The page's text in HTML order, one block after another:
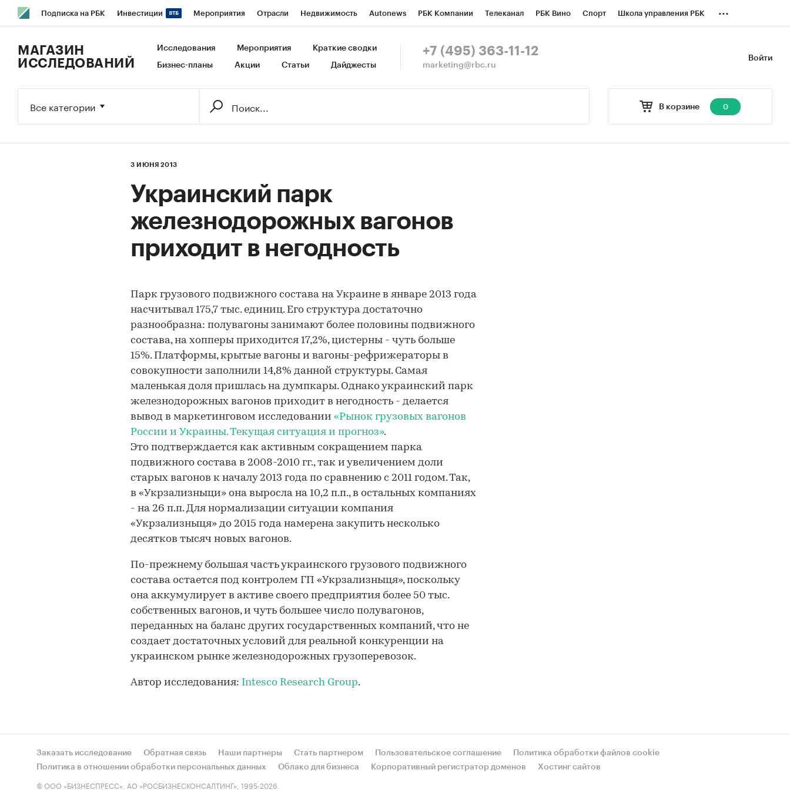
Подписка на РБК Инвестиции Мероприятия Отрасли Недвижимость Autonews РБК Компании Телеканал РБК Вино Спорт Школа управления РБК
Исследования Кредитные рейтинги Франшизы Газета Спецпроекты СПб Конференции СПб Спецпроекты
...
Войти
МАГАЗИН
ИССЛЕДОВАНИЙ
Исследования Мероприятия Краткие сводки
Бизнес-планы Акции Статьи Дайджесты
+7 (495) 363-11-12
marketing@rbc.ru
В корзине 0
Все категории
3 ИЮНЯ 2013
Украинский парк
железнодорожных вагонов
приходит в негодность
Парк грузового подвижного состава на Украине в январе 2013 года
насчитывал 175,7 тыс. единиц. Его структура достаточно
разнообразна: полувагоны занимают более половины подвижного
состава, на хопперы приходится 17,2%, цистерны - чуть больше
15%. Платформы, крытые вагоны и вагоны-рефрижераторы в
совокупности заполнили 14,8% данной структуры. Самая
маленькая доля пришлась на думпкары. Однако украинский парк
железнодорожных вагонов приходит в негодность - делается
вывод в маркетинговом исследовании «Рынок грузовых вагонов
России и Украины. Текущая ситуация и прогноз».
Это подтверждается как активным сокращением парка
подвижного состава в 2008-2010 гг., так и увеличением доли
старых вагонов к началу 2013 года по сравнению с 2011 годом. Так,
в «Укрзализныци» она выросла на 10,2 п.п., в остальных компаниях
- на 26 п.п. Для нормализации ситуации компания
«Укрзализныця» до 2015 года намерена закупить несколько
десятков тысяч новых вагонов.
По-прежнему большая часть украинского грузового подвижного
состава остается под контролем ГП «Укрзализныця», поскольку
она аккумулирует в активе своего предприятия более 50 тыс.
собственных вагонов, и чуть большее число полувагонов,
переданных на баланс других государственных компаний, что не
создает достаточных условий для реальной конкуренции на
украинском рынке железнодорожных грузоперевозок.
Автор исследования: Intesco Research Group.
Заказать исследование Обратная связь Наши партнеры Стать партнером Пользовательское соглашение
Политика обработки файлов cookie
Политика в отношении обработки персональных данных
Облако для бизнеса Корпоративный регистратор доменов Хостинг сайтов
© ООО «БИЗНЕСПРЕСС», АО «РОСБИЗНЕСКОНСАЛТИНГ», 1995-2026.